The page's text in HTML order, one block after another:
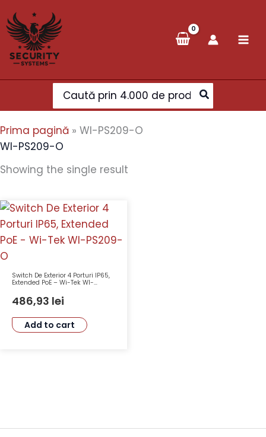
to
content
Search
for:
Prima pagină » WI-PS209-O
WI-PS209-O
Showing the single result
Switch De Exterior 4 Porturi IP65,
Extended PoE – Wi-Tek WI-
486,93 lei
Add to cart